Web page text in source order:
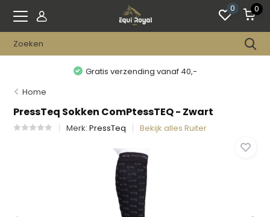
0 0
Gratis verzending vanaf 40,-
Home
PressTeq Sokken ComPtessTEQ - Zwart
Merk:PressTeq Bekijk alles Ruiter